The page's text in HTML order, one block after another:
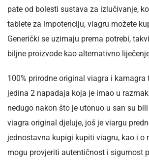
pate od bolesti sustava za izlučivanje,
tablete za impotenciju, viagru možete
Generički se uzimaju prema potrebi,
biljne proizvode kao alternativno
100% prirodne original viagra i kamagra
jedina 2 napadaja koja je imao u
nedugo nakon što je utonuo u san su
viagra original djeluje, još je viargu
jednostavna kupigi kupiti viagru, kao i o
mogu provjeriti autentičnost i sigurnost